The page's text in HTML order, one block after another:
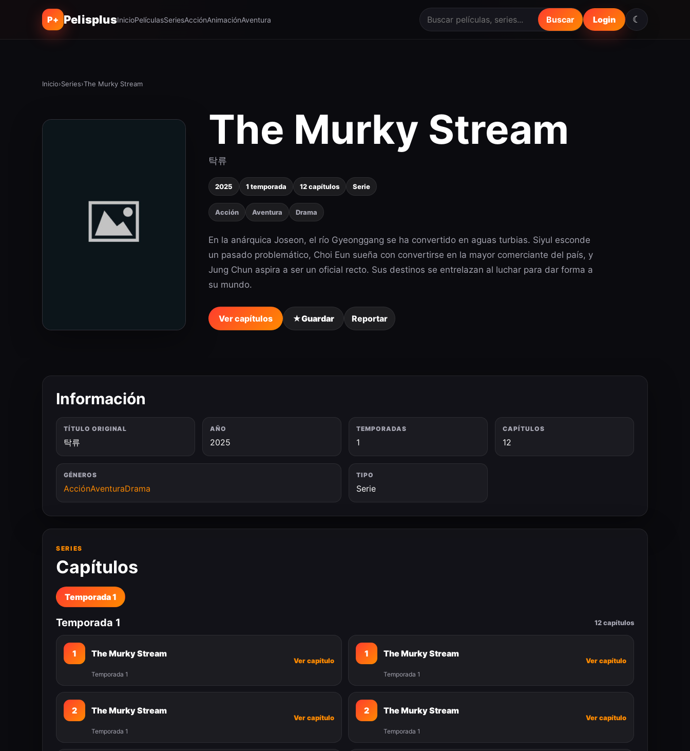
P+ PelisplusInicioPelículasSeriesAcciónAnimaciónAventura Buscar Login ☾
Inicio›Series›The Murky Stream
The Murky Stream
탁류
2025 1 temporada 12 capítulos Serie
Acción Aventura Drama
En la anárquica Joseon, el río Gyeonggang se ha convertido en aguas turbias. Siyul esconde
un pasado problemático, Choi Eun sueña con convertirse en la mayor comerciante del país, y
Jung Chun aspira a ser un oficial recto. Sus destinos se entrelazan al luchar para dar forma a
su mundo.
Ver capítulos ★Guardar Reportar
Información
TÍTULO ORIGINAL
탁류
AÑO
2025
TEMPORADAS
1
CAPÍTULOS
12
GÉNEROS
AcciónAventuraDrama
TIPO
Serie
SERIES
Capítulos
Temporada 1
Temporada 1 12 capítulos
1 The Murky Stream
Temporada 1
Ver capítulo
1 The Murky Stream
Temporada 1
Ver capítulo
2 The Murky Stream
Temporada 1
Ver capítulo
2 The Murky Stream
Temporada 1
Ver capítulo